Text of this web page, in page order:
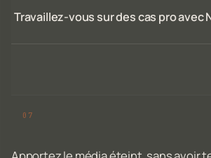
Travaillez-vous sur des cas pro avec